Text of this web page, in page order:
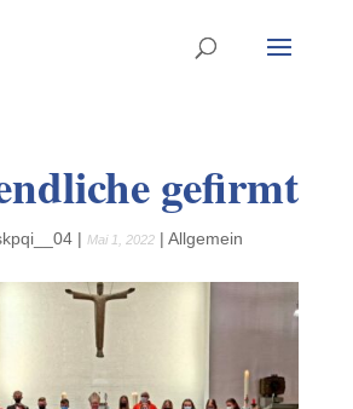
gefirmt
| Mai 1, 2022| Allgemein